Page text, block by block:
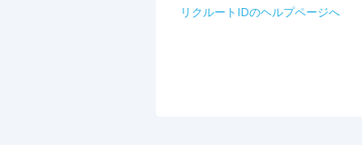
リクルートIDのヘルプページへ